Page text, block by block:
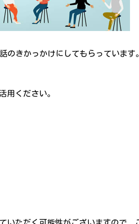
のきかっかけにしてもらっています。
用ください。